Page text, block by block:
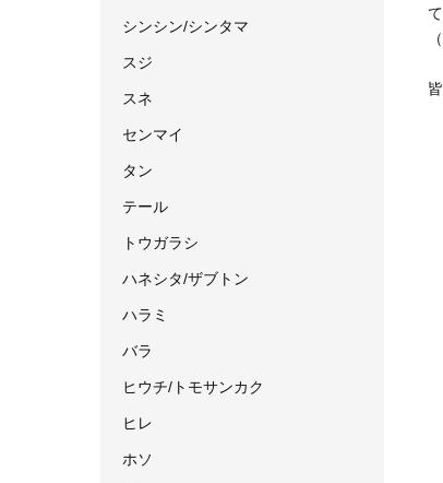
シンシン/シンタマ
スジ
スネ
センマイ
タン
テール
トウガラシ
ハネシタ/ザブトン
ハラミ
バラ
ヒウチ/トモサンカク
ヒレ
ホソ